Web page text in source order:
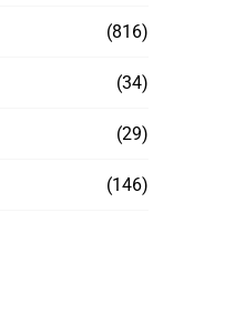
(816)
(34)
(29)
(146)